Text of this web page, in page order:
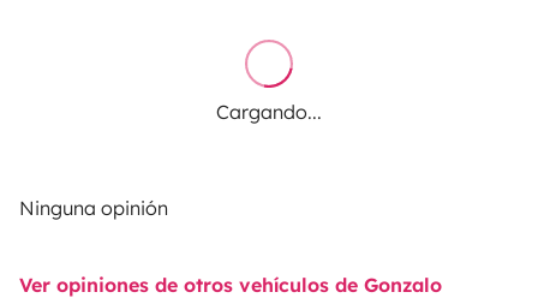
Cargando...
Ninguna opinión
Ver opiniones de otros vehículos de Gonzalo